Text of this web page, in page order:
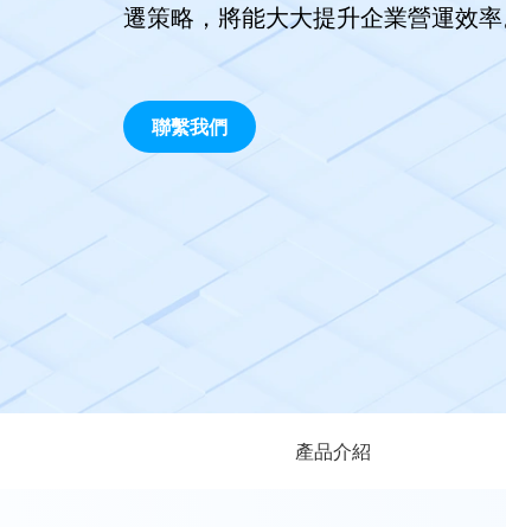
遷策略，將能大大提升企業營運效
聯繫我們
產品介紹